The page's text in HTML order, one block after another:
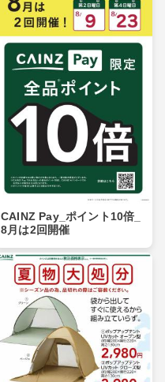
CAINZ Pay_ポイント10倍_
8月は2回開催